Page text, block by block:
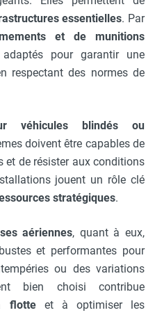
essentielles. Par
et de munitions
pour garantir une
respectant des normes de
véhicules blindés ou
doivent être capables de
et de résister aux conditions
jouent un rôle clé
stratégiques.
aériennes, quant à eux,
et performantes pour
ou des variations
bien choisi contribue
flotteet à optimiser les